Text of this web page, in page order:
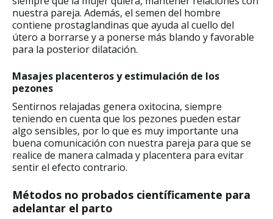
nuestra pareja. Además, el semen del hombre
contiene prostaglandinas que ayuda al cuello del
útero a borrarse y a ponerse más blando y favorable
para la posterior dilatación.
Masajes placenteros y estimulación de los
pezones
Sentirnos relajadas genera oxitocina, siempre
teniendo en cuenta que los pezones pueden estar
algo sensibles, por lo que es muy importante una
buena comunicación con nuestra pareja para que se
realice de manera calmada y placentera para evitar
sentir el efecto contrario.
Métodos no probados científicamente para
adelantar el parto